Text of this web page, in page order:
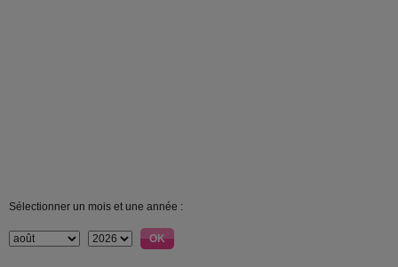
Sélectionner un mois et une année :